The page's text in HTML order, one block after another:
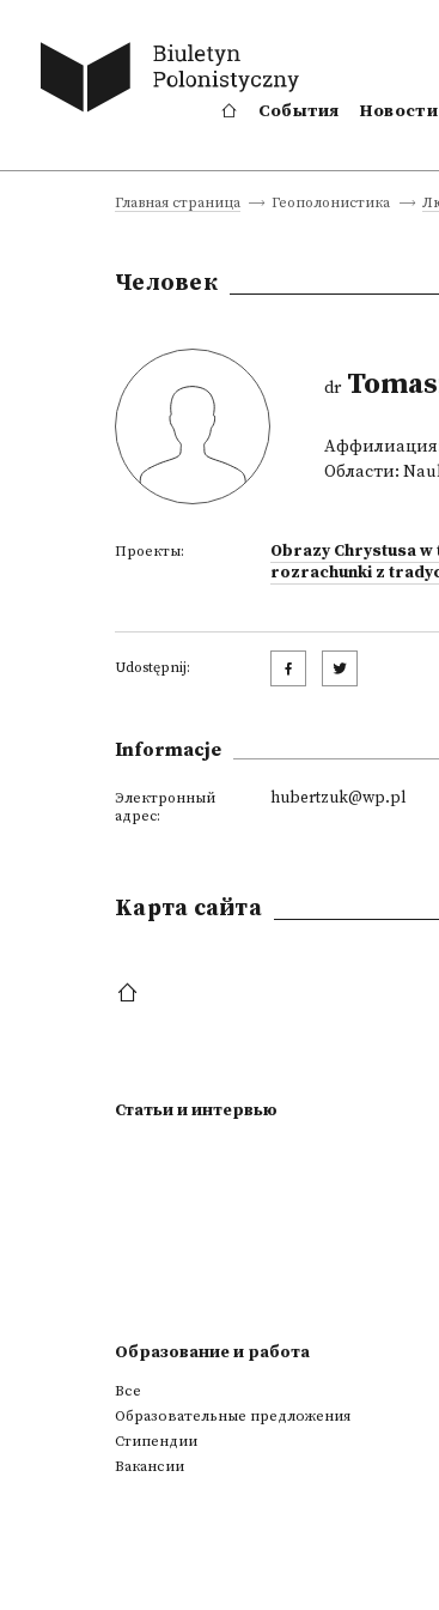
События Новости
Главная страница Геополонистика
Человек
dr
Области:
Проекты: Obrazy Chrystusa w
rozrachunki z
Udostępnij:
Informacje
Электронный
адрес:
hubertzuk@wp.pl
Kарта сайта
Статьи и интервью
Образование и работа
Все
Образовательные предложения
Стипендии
Вакансии